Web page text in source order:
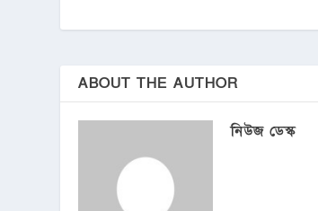
ABOUT THE AUTHOR
নিউজ ডেস্ক